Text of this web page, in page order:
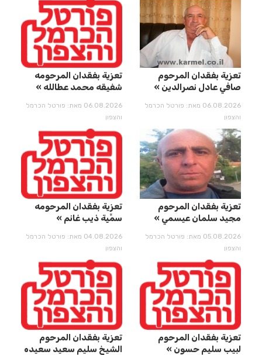
تعزية بفقدان المرحوم
صافي عادل نصرالدين
06.08.2026 מאת: פורטל הכרמל
והצפון
تعزية بفقدان المرحومه
شفيقه محمد عطالله
06.08.2026 מאת: פורטל הכרמל
והצפון
تعزية بفقدان المرحوم
مجيد سلمان عيسمي
05.08.2026 מאת: פורטל הכרמל
והצפון
تعزية بفقدان المرحومه
سمِّيِة ذيب غانم
04.08.2026 מאת: פורטל הכרמל
והצפון
تعزية بفقدان المرحوم
لبيب سليم حسون
تعزية بفقدان المرحوم
الشيخ سليم سعيد سعيده